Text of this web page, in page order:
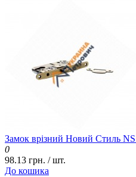
Замок врізний Новий Стиль
0
98.13 грн. / шт.
До кошика